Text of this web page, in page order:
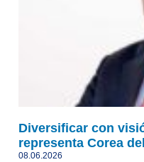
Diversificar con
representa Corea
08.06.2026